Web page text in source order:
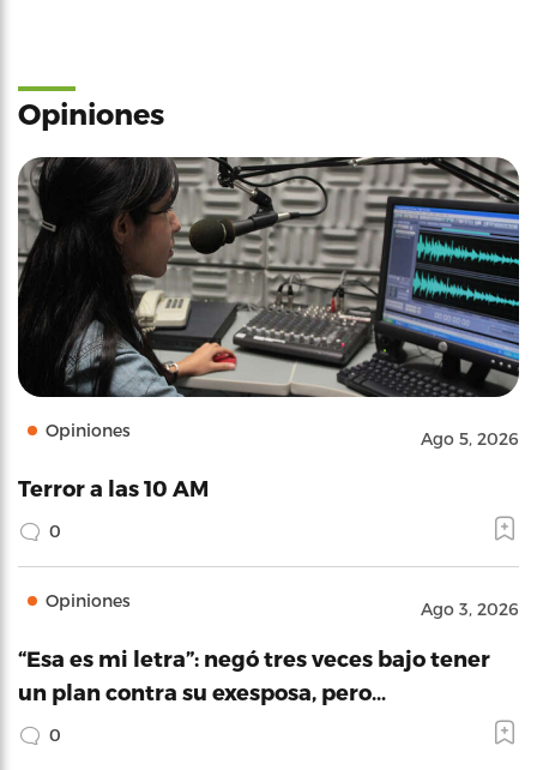
Opiniones
Opiniones Ago 5, 2026
Terror a las 10 AM
0
Opiniones Ago 3, 2026
“Esa es mi letra”: negó tres veces bajo tener
un plan contra su exesposa, pero…
0